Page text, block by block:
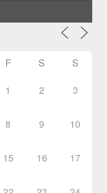
F S S
1 2 3
8 9 10
15 16 17